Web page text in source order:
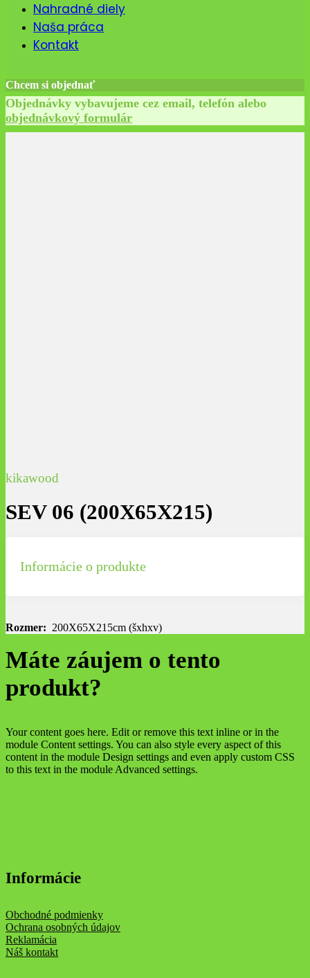
Nahradné diely
Naša práca
Kontakt
Chcem si objednať
Objednávky vybavujeme cez email, telefón alebo
objednávkový formulár
kikawood
SEV 06 (200X65X215)
Informácie o produkte
Rozmer: 200X65X215cm (šxhxv)
Máte záujem o tento
produkt?
Your content goes here. Edit or remove this text inline or in the
module Content settings. You can also style every aspect of this
content in the module Design settings and even apply custom CSS
to this text in the module Advanced settings.
Informácie
Obchodné podmienky
Ochrana osobných údajov
Reklamácia
Náš kontakt